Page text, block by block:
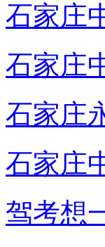
石家庄
石家庄
石家庄
石家庄
驾考想